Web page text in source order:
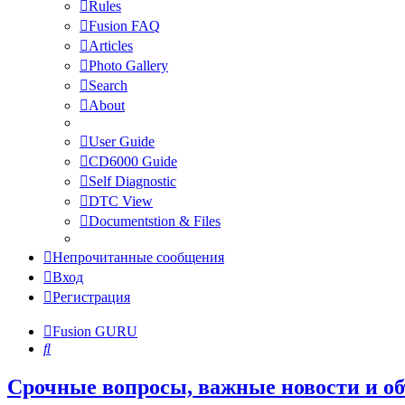
Rules
Fusion FAQ
Articles
Photo Gallery
Search
About
User Guide
CD6000 Guide
Self Diagnostic
DTC View
Documentstion & Files
Непрочитанные сообщения
Вход
Регистрация
Fusion GURU
Поиск
Срочные вопросы, важные новости и